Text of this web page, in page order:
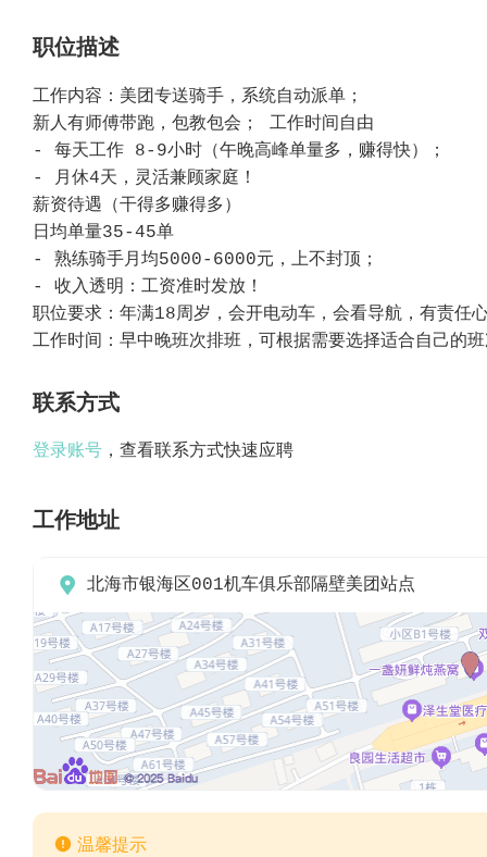
职位描述
工作内容：美团专送骑手，系统自动派单；
新人有师傅带跑，包教包会； 工作时间自由
- 每天工作 8-9小时（午晚高峰单量多，赚得快）；
- 月休4天，灵活兼顾家庭！
薪资待遇（干得多赚得多）
日均单量35-45单
- 熟练骑手月均5000-6000元，上不封顶；
- 收入透明：工资准时发放！
职位要求：年满18周岁，会开电动车，会看导航，有责任
工作时间：早中晚班次排班，可根据需要选择适合自己的
联系方式
登录账号 ，查看联系方式快速应聘
工作地址
 北海市银海区001机车俱乐部隔壁美团站点
 温馨提示